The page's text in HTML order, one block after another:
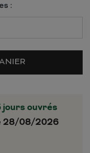
:
jours ouvrés
28/08/2026